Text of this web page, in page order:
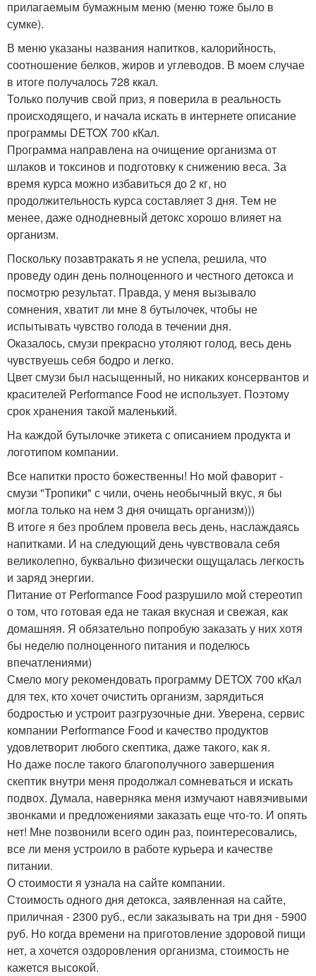
прилагаемым бумажным меню (меню тоже было в
сумке).
В меню указаны названия напитков, калорийность,
соотношение белков, жиров и углеводов. В моем случае
в итоге получалось 728 ккал.
Только получив свой приз, я поверила в реальность
происходящего, и начала искать в интернете описание
программы DETOX 700 кКал.
Программа направлена на очищение организма от
шлаков и токсинов и подготовку к снижению веса. За
время курса можно избавиться до 2 кг, но
продолжительность курса составляет 3 дня. Тем не
менее, даже однодневный детокс хорошо влияет на
организм.
Поскольку позавтракать я не успела, решила, что
проведу один день полноценного и честного детокса и
посмотрю результат. Правда, у меня вызывало
сомнения, хватит ли мне 8 бутылочек, чтобы не
испытывать чувство голода в течении дня.
Оказалось, смузи прекрасно утоляют голод, весь день
чувствуешь себя бодро и легко.
Цвет смузи был насыщенный, но никаких консервантов и
красителей Performance Food не использует. Поэтому
срок хранения такой маленький.
На каждой бутылочке этикета с описанием продукта и
логотипом компании.
Все напитки просто божественны! Но мой фаворит -
смузи "Тропики" с чили, очень необычный вкус, я бы
могла только на нем 3 дня очищать организм)))
В итоге я без проблем провела весь день, наслаждаясь
напитками. И на следующий день чувствовала себя
великолепно, буквально физически ощущалась легкость
и заряд энергии.
Питание от Performance Food разрушило мой стереотип
о том, что готовая еда не такая вкусная и свежая, как
домашняя. Я обязательно попробую заказать у них хотя
бы неделю полноценного питания и поделюсь
впечатлениями)
Смело могу рекомендовать программу DETOX 700 кКал
для тех, кто хочет очистить организм, зарядиться
бодростью и устроит разгрузочные дни. Уверена, сервис
компании Performance Food и качество продуктов
удовлетворит любого скептика, даже такого, как я.
Но даже после такого благополучного завершения
скептик внутри меня продолжал сомневаться и искать
подвох. Думала, наверняка меня измучают навязчивыми
звонками и предложениями заказать еще что-то. И опять
нет! Мне позвонили всего один раз, поинтересовались,
все ли меня устроило в работе курьера и качестве
питании.
О стоимости я узнала на сайте компании.
Стоимость одного дня детокса, заявленная на сайте,
приличная - 2300 руб., если заказывать на три дня - 5900
руб. Но когда времени на приготовление здоровой пищи
нет, а хочется оздоровления организма, стоимость не
кажется высокой.